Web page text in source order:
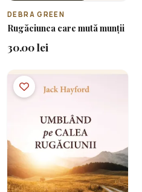
DEBRA GREEN
Rugăciunea care mută munții
30.00 lei